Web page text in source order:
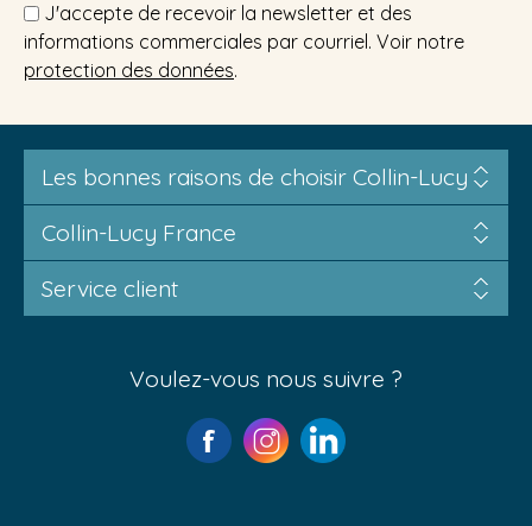
J'accepte de recevoir la newsletter et des
informations commerciales par courriel. Voir notre
protection des données.
Les bonnes raisons de choisir Collin-Lucy
Collin-Lucy France
Service client
Voulez-vous nous suivre ?